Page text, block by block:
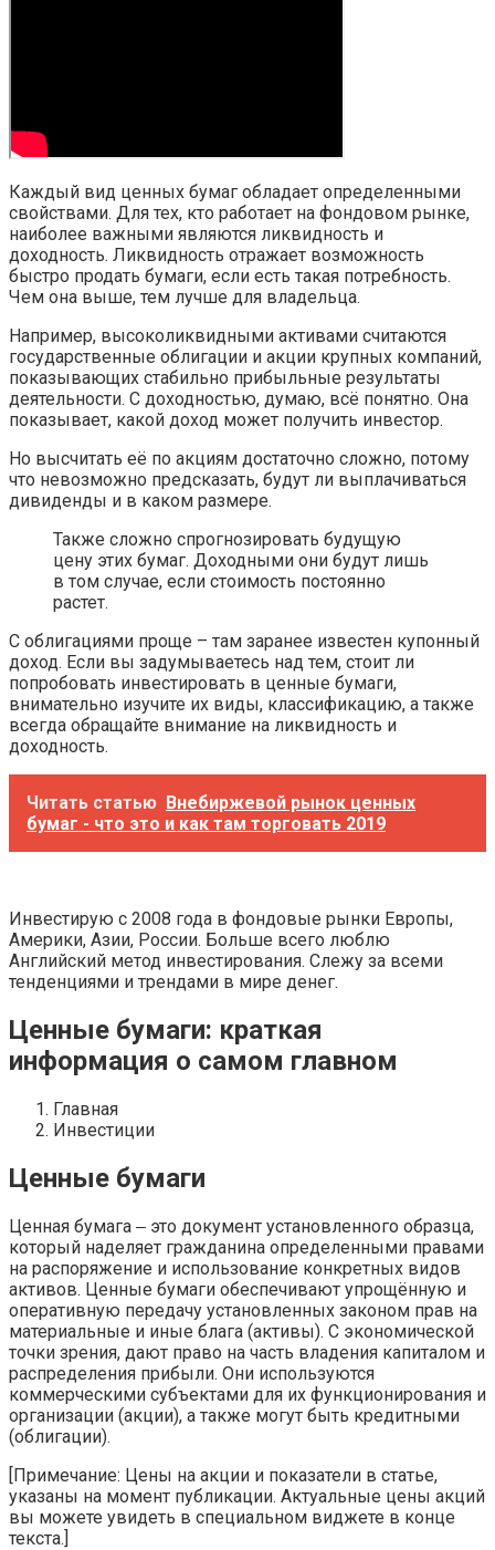
Каждый вид ценных бумаг обладает определенными
свойствами. Для тех, кто работает на фондовом рынке,
наиболее важными являются ликвидность и
доходность. Ликвидность отражает возможность
быстро продать бумаги, если есть такая потребность.
Чем она выше, тем лучше для владельца.
Например, высоколиквидными активами считаются
государственные облигации и акции крупных компаний,
показывающих стабильно прибыльные результаты
деятельности. С доходностью, думаю, всё понятно. Она
показывает, какой доход может получить инвестор.
Но высчитать её по акциям достаточно сложно, потому
что невозможно предсказать, будут ли выплачиваться
дивиденды и в каком размере.
Также сложно спрогнозировать будущую
цену этих бумаг. Доходными они будут лишь
в том случае, если стоимость постоянно
растет.
С облигациями проще – там заранее известен купонный
доход. Если вы задумываетесь над тем, стоит ли
попробовать инвестировать в ценные бумаги,
внимательно изучите их виды, классификацию, а также
всегда обращайте внимание на ликвидность и
доходность.
Читать статью Внебиржевой рынок ценных
бумаг - что это и как там торговать 2019
Инвестирую с 2008 года в фондовые рынки Европы,
Америки, Азии, России. Больше всего люблю
Английский метод инвестирования. Слежу за всеми
тенденциями и трендами в мире денег.
Ценные бумаги: краткая
информация о самом главном
Главная
Инвестиции
Ценные бумаги
Ценная бумага ‒ это документ установленного образца,
который наделяет гражданина определенными правами
на распоряжение и использование конкретных видов
активов. Ценные бумаги обеспечивают упрощённую и
оперативную передачу установленных законом прав на
материальные и иные блага (активы). С экономической
точки зрения, дают право на часть владения капиталом и
распределения прибыли. Они используются
коммерческими субъектами для их функционирования и
организации (акции), а также могут быть кредитными
(облигации).
[Примечание: Цены на акции и показатели в статье,
указаны на момент публикации. Актуальные цены акций
вы можете увидеть в специальном виджете в конце
текста.]